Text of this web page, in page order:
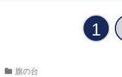
1
旗の台